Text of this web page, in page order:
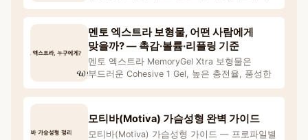
젤), 브랜드(모
멘토 엑스트라 보형물, 어떤 사람에게
맞을까? — 촉감·볼륨·리플링 기준
멘토 엑스트라 MemoryGel Xtra 보형물은
부드러운 Cohesive 1 Gel, 높은 충전율, 풍성한
모티바(Motiva) 가슴성형 완벽 가이드
모티바(Motiva) 가슴성형 가이드 — 프로파일별